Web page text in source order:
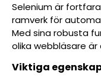
Selenium är
ramverk för
Med sina robusta
olika webbläsare
Viktiga